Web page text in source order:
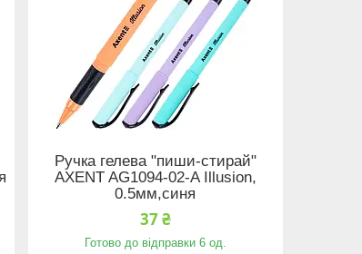
Ручка гелева "пиши-стирай"
AXENT AG1094-02-A Illusion,
0.5мм,синя
37 ₴
Готово до відправки 6 од.